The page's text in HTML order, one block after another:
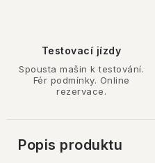
Testovací jízdy
Spousta mašin k testování.
Fér podmínky. Online
rezervace.
Popis produktu